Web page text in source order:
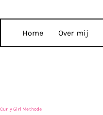
Home Over mij
Curly Girl Methode